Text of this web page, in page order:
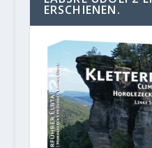
ERSCHIENEN.